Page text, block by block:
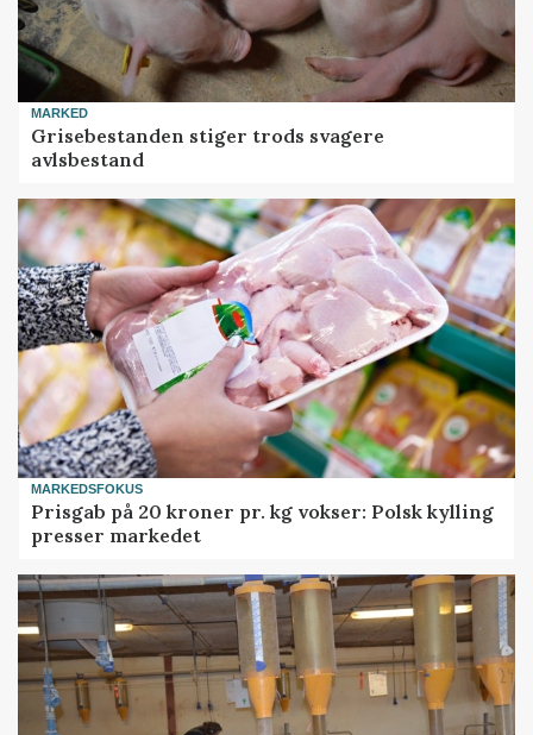
MARKED
Grisebestanden stiger trods svagere
avlsbestand
MARKEDSFOKUS
Prisgab på 20 kroner pr. kg vokser: Polsk kylling
presser markedet